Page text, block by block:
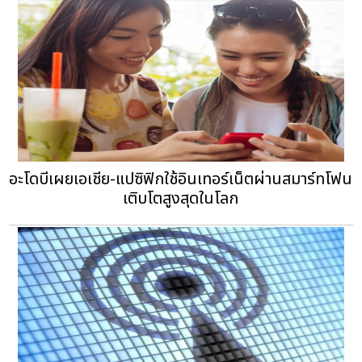
อะโดบีเผยเอเชีย-แปซิฟิกใช้อินเทอร์เน็ตผ่านสมาร์ทโฟน
เติบโตสูงสุดในโลก